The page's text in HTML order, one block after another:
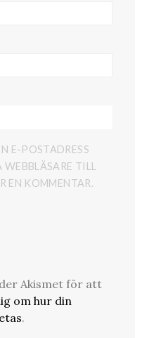
E-POSTADRESS
TILL
EN KOMMENTAR.
Akismet för att
om hur din
.